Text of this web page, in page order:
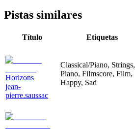
Pistas similares
Título Etiquetas
Horizons
jean-
pierre.saussac
Classical/Piano, Strings,
Piano, Filmscore, Film,
Happy, Sad